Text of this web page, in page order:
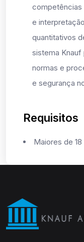
competências
e
quantitativos
sistema
normas e
e segurança
Requisitos
Maiores de 18